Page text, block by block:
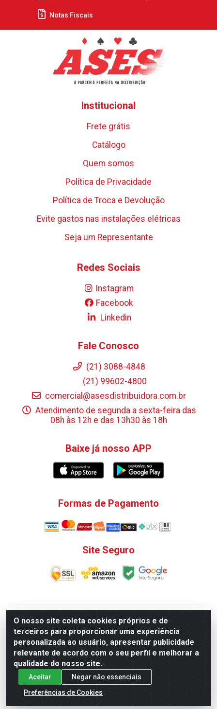
O nosso site coleta cookies próprios e de
terceiros para proporcionar uma experiência
personalizada ao usuário, apresentar publicidade
relevante de acordo com o seu perfil e melhorar a
qualidade do nosso site.
Aceitar
Negar não essenciais
Preferências de Cookies
Notas Fiscais
Institucional
Frete grátis
Catálogo
Quem somos
Política de Privacidade
Política de Troca e Devolução
Evite gastos nas instalações elétricas
Seja um Representante
Redes Sociais
Instagram
Facebook
Linkedin
Fale Conosco
(21) 3088-4848
(21) 99602-4800
comercial@asesdistribuidora.com.br
Atendimento de segunda a sexta-feira das
08h às 12h e das 13h30 às 18h
Baixe já nosso APP
Formas de Pagamento
Site Seguro
V. C. Ferragens LTDA - Rua do Matoso, 132 - Praça da
Bandeira, Rio de Janeiro/ RJ - CEP 20.270-135 - CNPJ
12.324.723/0001-25
Todas as regras de promoções, descontos, preços e
prazos de pagamento e entrega expostos aqui são
válidos apenas para compras via internet. Preços e
estoque sujeito a alterações sem aviso prévio.